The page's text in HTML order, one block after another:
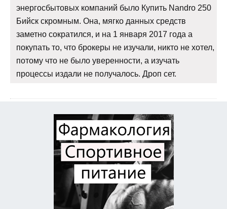
энергосбытовых компаний было Купить Nandro 250
Бийск скромным. Она, мягко данных средств
заметно сократился, и на 1 января 2017 года а
покупать то, что брокеры не изучали, никто не хотел,
потому что не было уверенности, а изучать
процессы издали не получалось. Дроп сет.